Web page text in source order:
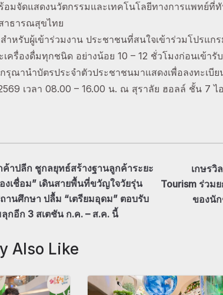
มจัดแสดงนวัตกรรมและเทคโนโลยีทางการแพทย์ที่
าธารณสุขไทย
ำหรับผู้เข้าร่วมงาน ประชาชนที่สนใจเข้าร่วมโปรแก
เครื่องดื่มทุกชนิด อย่างน้อย 10 – 12 ชั่วโมงก่อนเข้ารั
รุณานำบัตรประจำตัวประชาชนมาแสดงเพื่อลงทะเบี
เวลา 08.00 – 16.00 น. ณ สุราลัย ฮอลล์ ชั้น 7
ค้าปลีก ชูกลยุทธ์สร้างฐานลูกค้าระยะ
งเชื่อม” เดินสายพื้นที่ขวัญใจวัยรุ่น
านศึกษา ปลื้ม “เตรียมอุดม” ตอบรับ
กอีก 3 สเตชัน ก.ค. – ส.ค. นี้
เกษรวิ
Tourism ร่วม
ของนัก
Also Like